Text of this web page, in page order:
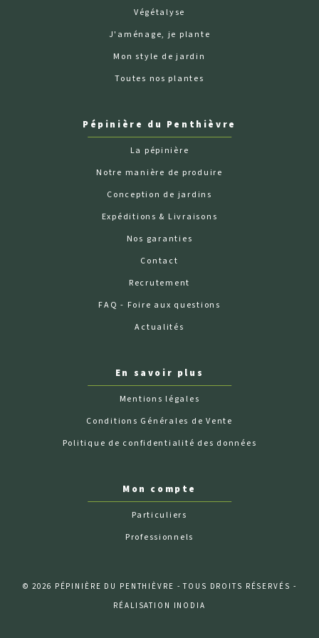
Végétalyse
J'aménage, je plante
Mon style de jardin
Toutes nos plantes
Pépinière du Penthièvre
La pépinière
Notre manière de produire
Conception de jardins
Expéditions & Livraisons
Nos garanties
Contact
Recrutement
FAQ - Foire aux questions
Actualités
En savoir plus
Mentions légales
Conditions Générales de Vente
Politique de confidentialité des données
Mon compte
Particuliers
Professionnels
© 2026 PÉPINIÈRE DU PENTHIÈVRE - TOUS DROITS RÉSERVÉS -
RÉALISATION INODIA